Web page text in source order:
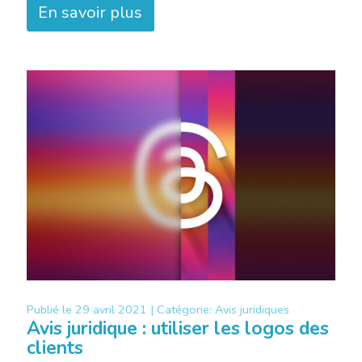
En savoir plus
Publié le 29 avril 2021 | Catégorie: Avis juridiques
Avis juridique : utiliser les logos des
clients